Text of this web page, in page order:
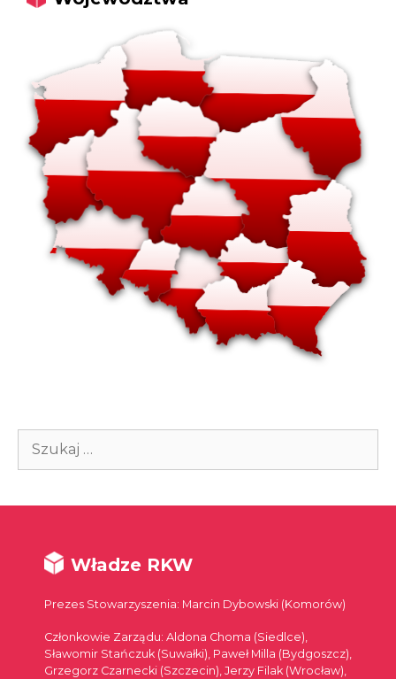
Szukaj:
Władze RKW
Prezes Stowarzyszenia: Marcin Dybowski (Komorów)
Członkowie Zarządu: Aldona Choma (Siedlce),
Sławomir Stańczuk (Suwałki), Paweł Milla (Bydgoszcz),
Grzegorz Czarnecki (Szczecin), Jerzy Filak (Wrocław),